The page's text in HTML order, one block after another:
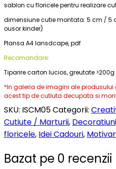
sablon cu floricele pentru realizare
dimensiune cutie montata: 5 cm / 5
ousor kinder)
Plansa A4 lansdcape, pdf
Recomandare:
Tiparire carton lucios, greutate
*In galeria de imagini ale
acest tip de cutiuta decupata si
SKU: ISCM05Categorii:
Cutiute / Marturii,
floricele, Idei Cadouri,
Bazat pe 0 recenzii